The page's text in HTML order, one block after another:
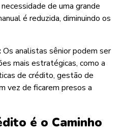
de uma grande
é reduzida, diminuindo os
Os analistas sênior podem ser
mais estratégicas, como a
de crédito, gestão de
vez de ficarem presos a
é o Caminho